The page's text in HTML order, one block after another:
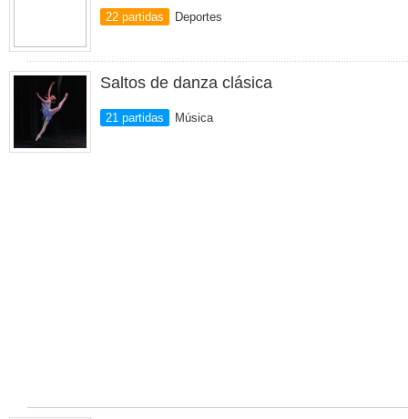
22 partidas Deportes
Saltos de danza clásica
21 partidas Música